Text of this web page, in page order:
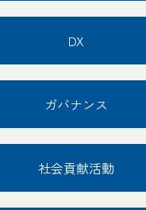
DX
ガバナンス
社会貢献活動